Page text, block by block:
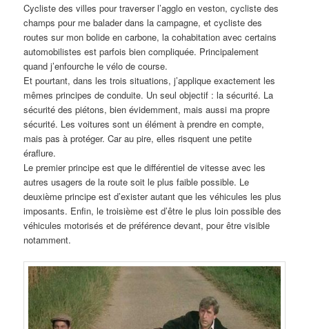
Cycliste des villes pour traverser l’agglo en veston, cycliste des
champs pour me balader dans la campagne, et cycliste des
routes sur mon bolide en carbone, la cohabitation avec certains
automobilistes est parfois bien compliquée. Principalement
quand j’enfourche le vélo de course.
Et pourtant, dans les trois situations, j’applique exactement les
mêmes principes de conduite. Un seul objectif : la sécurité. La
sécurité des piétons, bien évidemment, mais aussi ma propre
sécurité. Les voitures sont un élément à prendre en compte,
mais pas à protéger. Car au pire, elles risquent une petite
éraflure.
Le premier principe est que le différentiel de vitesse avec les
autres usagers de la route soit le plus faible possible. Le
deuxième principe est d’exister autant que les véhicules les plus
imposants. Enfin, le troisième est d’être le plus loin possible des
véhicules motorisés et de préférence devant, pour être visible
notamment.